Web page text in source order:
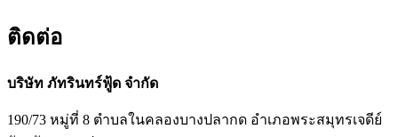
ติดต่อ
บริษัท ภัทรินทร์ฟู้ด จำกัด
190/73 หมู่ที่ 8 ตำบลในคลองบางปลากด อำเภอพระสมุทรเจดีย์